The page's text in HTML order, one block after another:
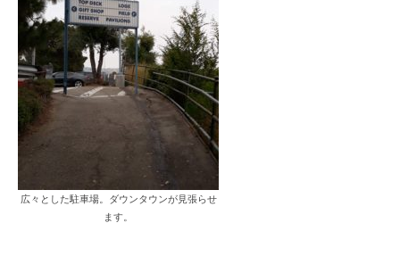
広々とした駐車場。ダウンタウンが見張らせ
ます。